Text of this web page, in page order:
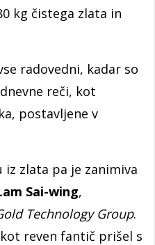
kg čistega zlata in
radovedni, kadar so
reči, kot
postavljene v
zlata pa je zanimiva
Sai-wing,
Technology Group.
reven fantič prišel s